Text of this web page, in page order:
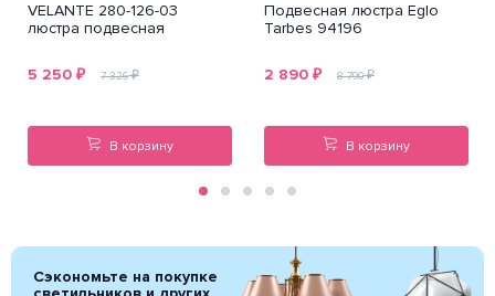
VELANTE 280-126-03
люстра подвесная
5 250 ₽ 7 326₽
В корзину
Подвесная люстра Eglo
Tarbes 94196
2 890 ₽ 8 790₽
В корзину
Сэкономьте на покупке